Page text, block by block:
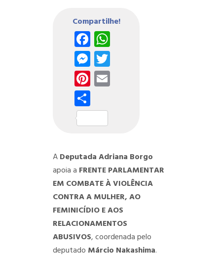
Compartilhe!
Facebook
WhatsApp
Messenger
Twitter
Pinterest
Email
Share
ADeputada Adriana Borgo
apoia a FRENTE PARLAMENTAR
EM COMBATE À VIOLÊNCIA
CONTRA A MULHER, AO
FEMINICÍDIO E AOS
RELACIONAMENTOS
ABUSIVOS, coordenada pelo
deputado Márcio Nakashima.